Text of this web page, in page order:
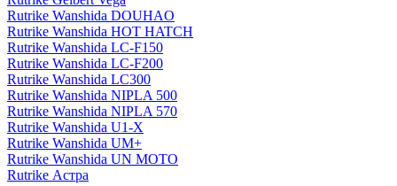
Rutrike Wanshida DOUHAO
Rutrike Wanshida HOT HATCH
Rutrike Wanshida LC-F150
Rutrike Wanshida LC-F200
Rutrike Wanshida LC300
Rutrike Wanshida NIPLA 500
Rutrike Wanshida NIPLA 570
Rutrike Wanshida U1-X
Rutrike Wanshida UM+
Rutrike Wanshida UN MOTO
Rutrike Астра